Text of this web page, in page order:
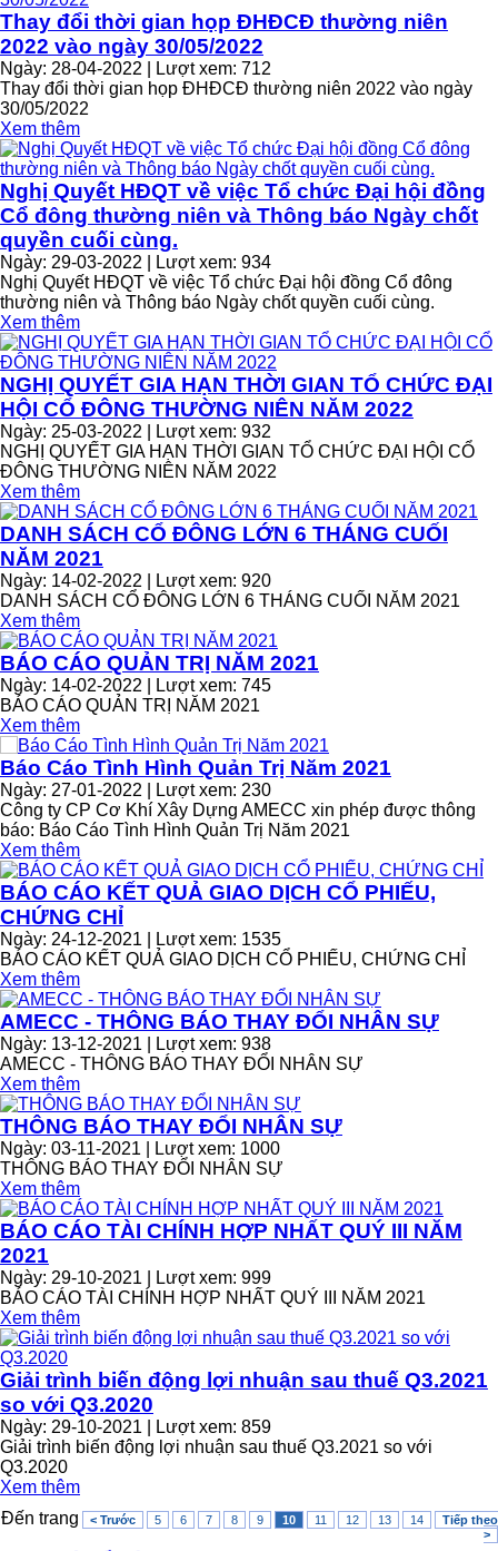
Thay đổi thời gian họp ĐHĐCĐ thường niên
2022 vào ngày 30/05/2022
Ngày: 28-04-2022 | Lượt xem: 712
Thay đổi thời gian họp ĐHĐCĐ thường niên 2022 vào ngày
30/05/2022
Xem thêm
Nghị Quyết HĐQT về việc Tổ chức Đại hội đồng
Cổ đông thường niên và Thông báo Ngày chốt
quyền cuối cùng.
Ngày: 29-03-2022 | Lượt xem: 934
Nghị Quyết HĐQT về việc Tổ chức Đại hội đồng Cổ đông
thường niên và Thông báo Ngày chốt quyền cuối cùng.
Xem thêm
NGHỊ QUYẾT GIA HẠN THỜI GIAN TỔ CHỨC ĐẠI
HỘI CỔ ĐÔNG THƯỜNG NIÊN NĂM 2022
Ngày: 25-03-2022 | Lượt xem: 932
NGHỊ QUYẾT GIA HẠN THỜI GIAN TỔ CHỨC ĐẠI HỘI CỔ
ĐÔNG THƯỜNG NIÊN NĂM 2022
Xem thêm
DANH SÁCH CỔ ĐÔNG LỚN 6 THÁNG CUỐI
NĂM 2021
Ngày: 14-02-2022 | Lượt xem: 920
DANH SÁCH CỔ ĐÔNG LỚN 6 THÁNG CUỐI NĂM 2021
Xem thêm
BÁO CÁO QUẢN TRỊ NĂM 2021
Ngày: 14-02-2022 | Lượt xem: 745
BÁO CÁO QUẢN TRỊ NĂM 2021
Xem thêm
Báo Cáo Tình Hình Quản Trị Năm 2021
Ngày: 27-01-2022 | Lượt xem: 230
Công ty CP Cơ Khí Xây Dựng AMECC xin phép được thông
báo: Báo Cáo Tình Hình Quản Trị Năm 2021
Xem thêm
BÁO CÁO KẾT QUẢ GIAO DỊCH CỔ PHIẾU,
CHỨNG CHỈ
Ngày: 24-12-2021 | Lượt xem: 1535
BÁO CÁO KẾT QUẢ GIAO DỊCH CỔ PHIẾU, CHỨNG CHỈ
Xem thêm
AMECC - THÔNG BÁO THAY ĐỔI NHÂN SỰ
Ngày: 13-12-2021 | Lượt xem: 938
AMECC - THÔNG BÁO THAY ĐỔI NHÂN SỰ
Xem thêm
THÔNG BÁO THAY ĐỔI NHÂN SỰ
Ngày: 03-11-2021 | Lượt xem: 1000
THÔNG BÁO THAY ĐỔI NHÂN SỰ
Xem thêm
BÁO CÁO TÀI CHÍNH HỢP NHẤT QUÝ III NĂM
2021
Ngày: 29-10-2021 | Lượt xem: 999
BÁO CÁO TÀI CHÍNH HỢP NHẤT QUÝ III NĂM 2021
Xem thêm
Giải trình biến động lợi nhuận sau thuế Q3.2021
so với Q3.2020
Ngày: 29-10-2021 | Lượt xem: 859
Giải trình biến động lợi nhuận sau thuế Q3.2021 so với
Q3.2020
Xem thêm
Đến trang
< Trước 5 6 7 8 9 10 11 12 13 14
Tiếp theo
>